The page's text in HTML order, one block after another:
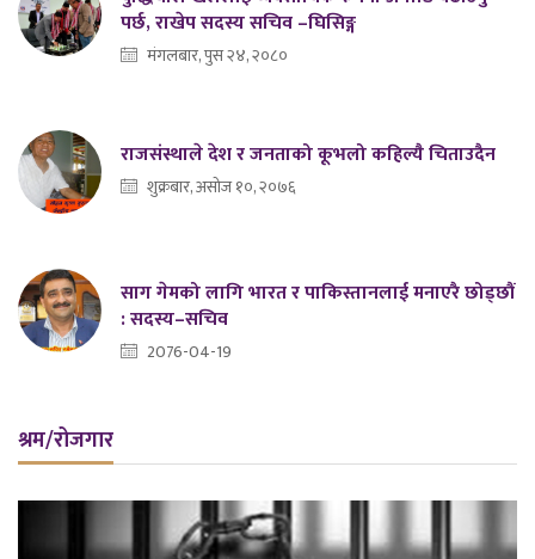
पर्छ, राखेप सदस्य सचिव –घिसिङ्ग
मंगलबार, पुस २४, २०८०
राजसंस्थाले देश र जनताको कूभलो कहिल्यै चिताउदैन
शुक्रबार, असोज १०, २०७६
साग गेमको लागि भारत र पाकिस्तानलाई मनाएरै छोड्छौं
: सदस्य–सचिव
2076-04-19
श्रम/रोजगार